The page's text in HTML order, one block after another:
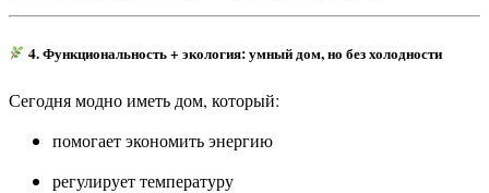
4. Функциональность + экология: умный дом, но без холодности
Сегодня модно иметь дом, который:
помогает экономить энергию
регулирует температуру